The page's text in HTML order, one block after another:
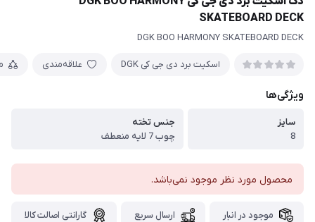
SKATEBOARD DECK
DGK BOO HARMONY SKATEBOARD DECK
اسکیت برد دی جی کی DGK علاقه‌مندی
ویژگی‌ها
سایز
8
جنس تخته
چوب 7 لایه منعطف
محصول مورد نظر موجود نمی‌باشد.
موجود در انبار ارسال سریع گارانتی اصالت کالا